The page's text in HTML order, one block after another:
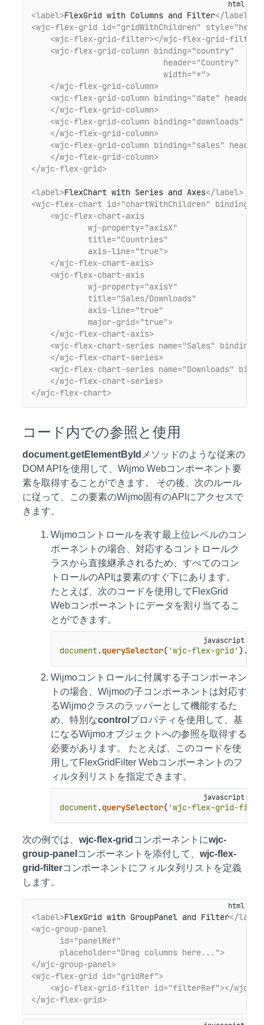
<label>FlexGrid with Columns and Filter</label>
<wjc-flex-grid id="gridWithChildren"
<wjc-flex-grid-filter></wjc-flex-grid-filter>
<wjc-flex-grid-column binding="country"
                            header="Country"
                            width="*">
</wjc-flex-grid-column>
<wjc-flex-grid-column binding="date"
</wjc-flex-grid-column>
<wjc-flex-grid-column binding="downloads"
</wjc-flex-grid-column>
<wjc-flex-grid-column binding="sales"
</wjc-flex-grid-column>
</wjc-flex-grid>
<label>FlexChart with Series and Axes</label>
<wjc-flex-chart id="chartWithChildren" binding-
<wjc-flex-chart-axis
            wj-property="axisX"
            title="Countries"
            axis-line="true">
</wjc-flex-chart-axis>
<wjc-flex-chart-axis
            wj-property="axisY"
            title="Sales/Downloads"
            axis-line="true"
            major-grid="true">
</wjc-flex-chart-axis>
<wjc-flex-chart-series name="Sales"
</wjc-flex-chart-series>
<wjc-flex-chart-series name="Downloads"
</wjc-flex-chart-series>
</wjc-flex-chart>
コード内での参照と使用
document.getElementById メソッドのような従来の
DOM APIを使用して、Wijmo Webコンポーネント要
素を取得することができます。 その後、次のルール
に従って、この要素のWijmo固有のAPIにアクセスで
きます。
Wijmoコントロールを表す最上位レベルのコン
ポーネントの場合、対応するコントロールク
ラスから直接継承されるため、すべてのコン
トロールのAPIは要素のすぐ下にあります。
たとえば、次のコードを使用してFlexGrid
Webコンポーネントにデータを割り当てるこ
とができます。
document.querySelector( 'wjc-flex-grid' ).
Wijmoコントロールに付属する子コンポーネン
トの場合、Wijmoの子コンポーネントは対応す
るWijmoクラスのラッパーとして機能するた
め、特別なcontrol プロパティを使用して、基
になるWijmoオブジェクトへの参照を取得する
必要があります。 たとえば、このコードを使
用してFlexGridFilter Webコンポーネントのフ
ィルタ列リストを指定できます。
document.querySelector( 'wjc-flex-grid-
次の例では、 wjc-flex-grid コンポーネントにwjc-
group-panel コンポーネントを添付して、 wjc-flex-
grid-filterコンポーネントにフィルタ列リストを定義
します。
<label>FlexGrid with GroupPanel and Filter</
<wjc-group-panel
      id="panelRef"
      placeholder="Drag columns here...">
</wjc-group-panel>
<wjc-flex-grid id="gridRef">
<wjc-flex-grid-filter id="filterRef"></wjc-
</wjc-flex-grid>